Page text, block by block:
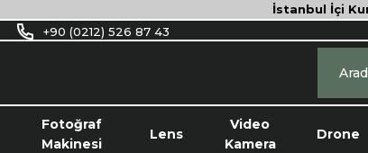
İstanbul İçi
+90 (0212) 526 87 43
Fotoğraf
Makinesi
Lens
Video
Kamera
Drone